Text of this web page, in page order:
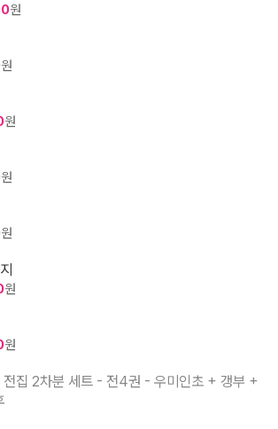
원
원
원
원
원
원
원
전집 2차분 세트 - 전4권 - 우미인초 + 갱부 +